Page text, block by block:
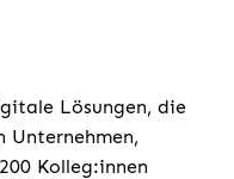
Lösungen, die
Unternehmen,
Kolleg:innen